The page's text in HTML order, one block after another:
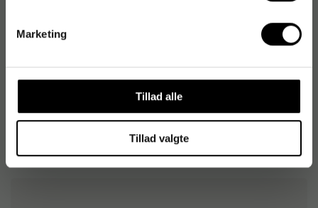
Marketing
Tillad alle
Tillad valgte